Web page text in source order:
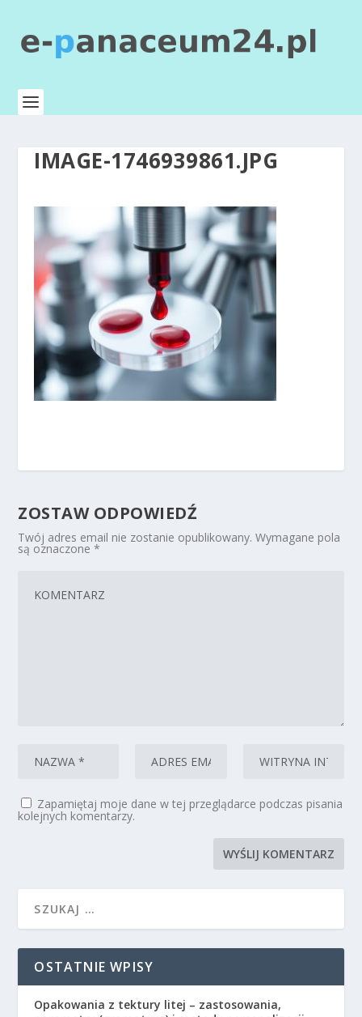
IMAGE-1746939861.JPG
ZOSTAW ODPOWIEDŹ
Twój adres email nie zostanie opublikowany. Wymagane pola
są oznaczone*
Zapamiętaj moje dane w tej przeglądarce podczas pisania
kolejnych komentarzy.
OSTATNIE WPISY
Opakowania z tektury litej – zastosowania,